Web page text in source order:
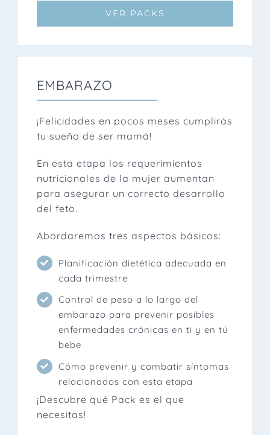
VER PACKS
EMBARAZO
¡Felicidades en pocos meses cumplirás
tu sueño de ser mamá!
En esta etapa los requerimientos
nutricionales de la mujer aumentan
para asegurar un correcto desarrollo
del feto.
Abordaremos tres aspectos básicos:
Planificación dietética adecuada en
cada trimestre
Control de peso a lo largo del
embarazo para prevenir posibles
enfermedades crónicas en ti y en tú
bebe
Cómo prevenir y combatir síntomas
relacionados con esta etapa
¡Descubre qué Pack es el que
necesitas!